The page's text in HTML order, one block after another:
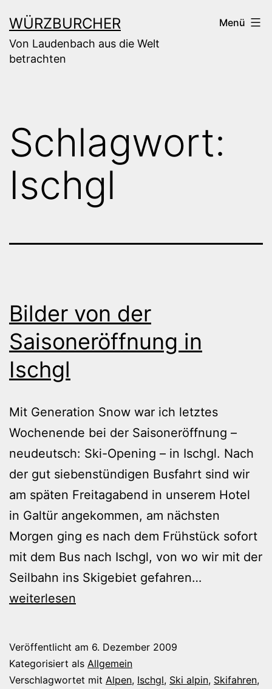
Inhalt
springen
WÜRZBURCHER
Von Laudenbach aus die Welt
betrachten
Menü
Schlagwort:
Ischgl
Bilder von der
Saisoneröffnung in
Ischgl
Mit Generation Snow war ich letztes
Wochenende bei der Saisoneröffnung –
neudeutsch: Ski-Opening – in Ischgl. Nach
der gut siebenstündigen Busfahrt sind wir
am späten Freitagabend in unserem Hotel
in Galtür angekommen, am nächsten
Morgen ging es nach dem Frühstück sofort
mit dem Bus nach Ischgl, von wo wir mit der
Seilbahn ins Skigebiet gefahren…
Ischgl
weiterlesen
Veröffentlicht am 6. Dezember 2009
Kategorisiert als Allgemein
Verschlagwortet mit Alpen, Ischgl, Ski alpin, Skifahren,